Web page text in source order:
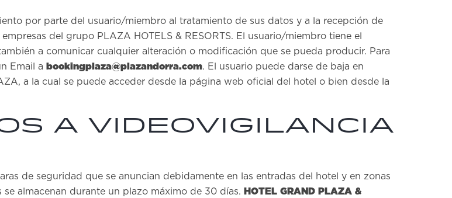
por parte del usuario/miembro al tratamiento de sus datos y a la recepción de
del grupo PLAZA HOTELS & RESORTS. El usuario/miembro tiene el
a comunicar cualquier alteración o modificación que se pueda producir. Para
Email a bookingplaza@plazandorra.com. El usuario puede darse de baja en
a la cual se puede acceder desde la página web oficial del hotel o bien desde la
a videovigilancia
de seguridad que se anuncian debidamente en las entradas del hotel y en zonas
almacenan durante un plazo máximo de 30 días. HOTEL GRAND PLAZA &